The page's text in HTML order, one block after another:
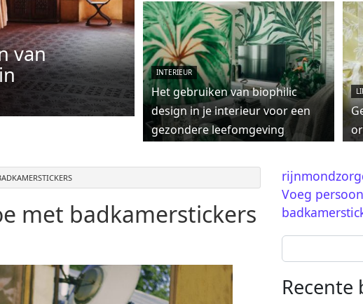
van
INTERIEUR
Het gebruiken van biophilic
design in je interieur voor een
gezondere leefomgeving
met badkamerstickers
Voeg
Search for:
Recente